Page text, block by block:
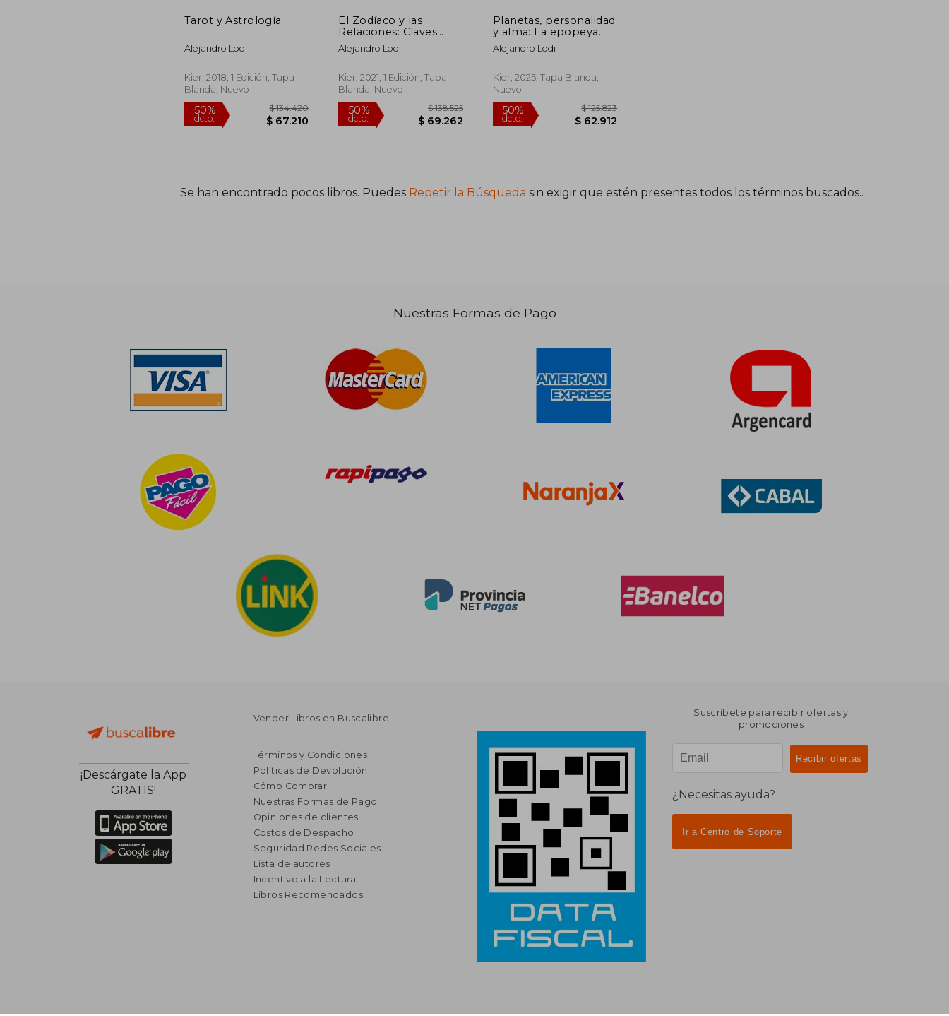
Tarot y Astrología
Alejandro Lodi
Kier, 2018, 1 Edición, Tapa
Blanda, Nuevo
El Zodíaco y las
Relaciones: Claves
Astrológicas Para
Comprender Nuestros
Alejandro Lodi
Kier, 2021, 1 Edición, Tapa
Blanda, Nuevo
Planetas, personalidad
y alma: La epopeya
del yo y la revelación
del ser en astrología
Alejandro Lodi
Kier, 2025, Tapa Blanda,
Nuevo
Se han encontrado pocos libros. Puedes Repetir la Búsqueda sin exigir que estén presentes todos los términos buscados..
Nuestras Formas de Pago
¡Descárgate la App
GRATIS!
Vender Libros en Buscalibre
Términos y Condiciones
Políticas de Devolución
Cómo Comprar
Nuestras Formas de Pago
Opiniones de clientes
Costos de Despacho
Seguridad Redes Sociales
Lista de autores
Incentivo a la Lectura
Libros Recomendados
Suscríbete para recibir ofertas y
promociones
¿Necesitas ayuda?
Ir a Centro de Soporte